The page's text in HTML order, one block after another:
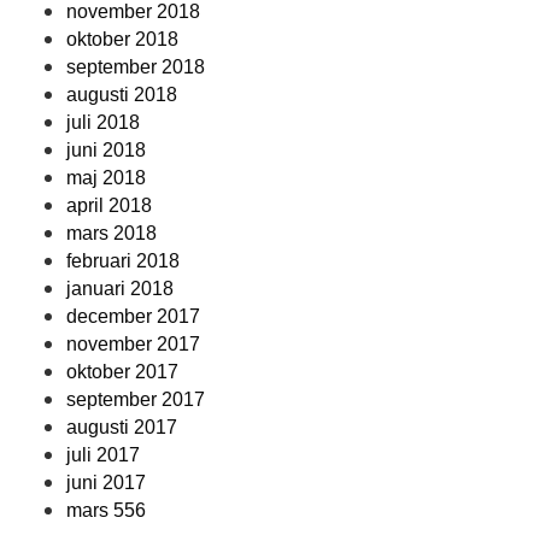
november 2018
oktober 2018
september 2018
augusti 2018
juli 2018
juni 2018
maj 2018
april 2018
mars 2018
februari 2018
januari 2018
december 2017
november 2017
oktober 2017
september 2017
augusti 2017
juli 2017
juni 2017
mars 556